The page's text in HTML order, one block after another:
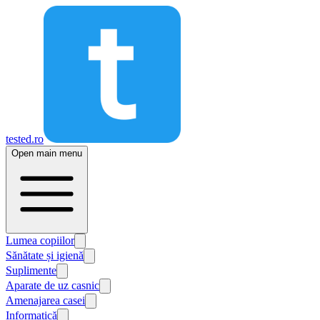
tested.ro
Open main menu
Lumea copiilor
Sănătate și igienă
Suplimente
Aparate de uz casnic
Amenajarea casei
Informatică